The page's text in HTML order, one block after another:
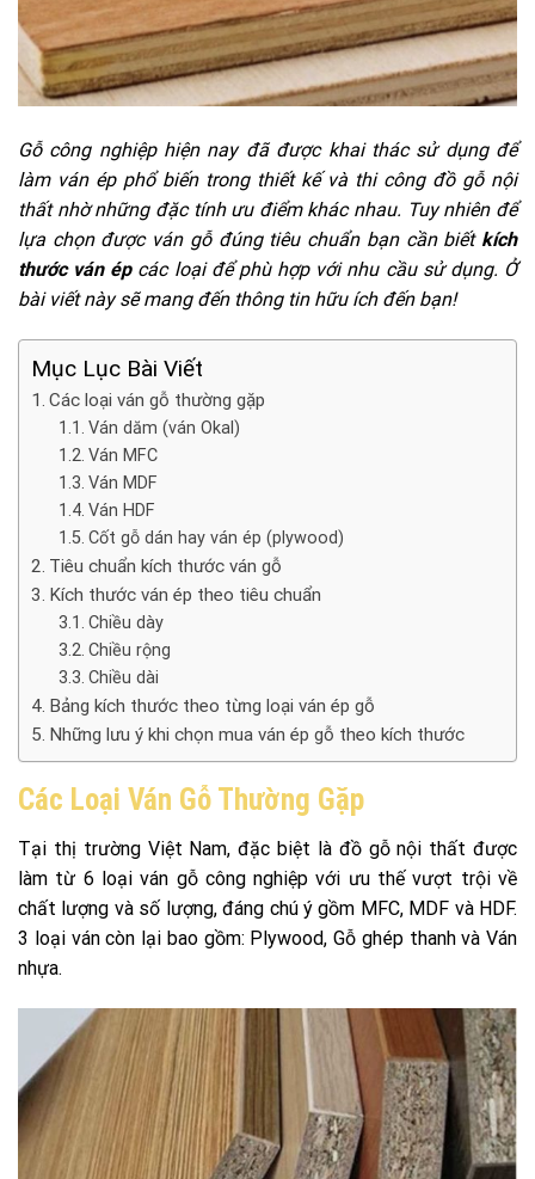
Gỗ công nghiệp hiện nay đã được khai thác sử dụng để
làm ván ép phổ biến trong thiết kế và thi công đồ gỗ nội
thất nhờ những đặc tính ưu điểm khác nhau. Tuy nhiên để
lựa chọn được ván gỗ đúng tiêu chuẩn bạn cần biết kích
thước ván épcác loại để phù hợp với nhu cầu sử dụng. Ở
bài viết này sẽ mang đến thông tin hữu ích đến bạn!
Mục Lục Bài Viết
Các loại ván gỗ thường gặp
Ván dăm (ván Okal)
Ván MFC
Ván MDF
Ván HDF
Cốt gỗ dán hay ván ép (plywood)
Tiêu chuẩn kích thước ván gỗ
Kích thước ván ép theo tiêu chuẩn
Chiều dày
Chiều rộng
Chiều dài
Bảng kích thước theo từng loại ván ép gỗ
Những lưu ý khi chọn mua ván ép gỗ theo kích thước
Các Loại Ván Gỗ Thường Gặp
Tại thị trường Việt Nam, đặc biệt là đồ gỗ nội thất được
làm từ 6 loại ván gỗ công nghiệp với ưu thế vượt trội về
chất lượng và số lượng, đáng chú ý gồm MFC, MDF và HDF.
3 loại ván còn lại bao gồm: Plywood, Gỗ ghép thanh và Ván
nhựa.